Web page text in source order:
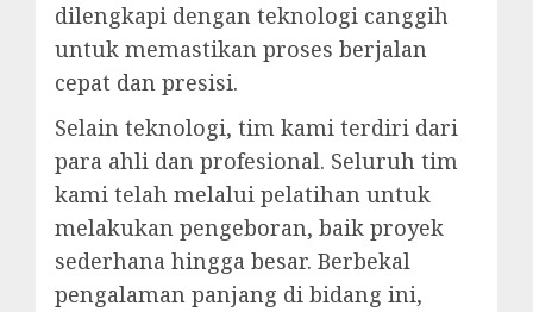
dilengkapi dengan teknologi canggih
untuk memastikan proses berjalan
cepat dan presisi.
Selain teknologi, tim kami terdiri dari
para ahli dan profesional. Seluruh tim
kami telah melalui pelatihan untuk
melakukan pengeboran, baik proyek
sederhana hingga besar. Berbekal
pengalaman panjang di bidang ini,